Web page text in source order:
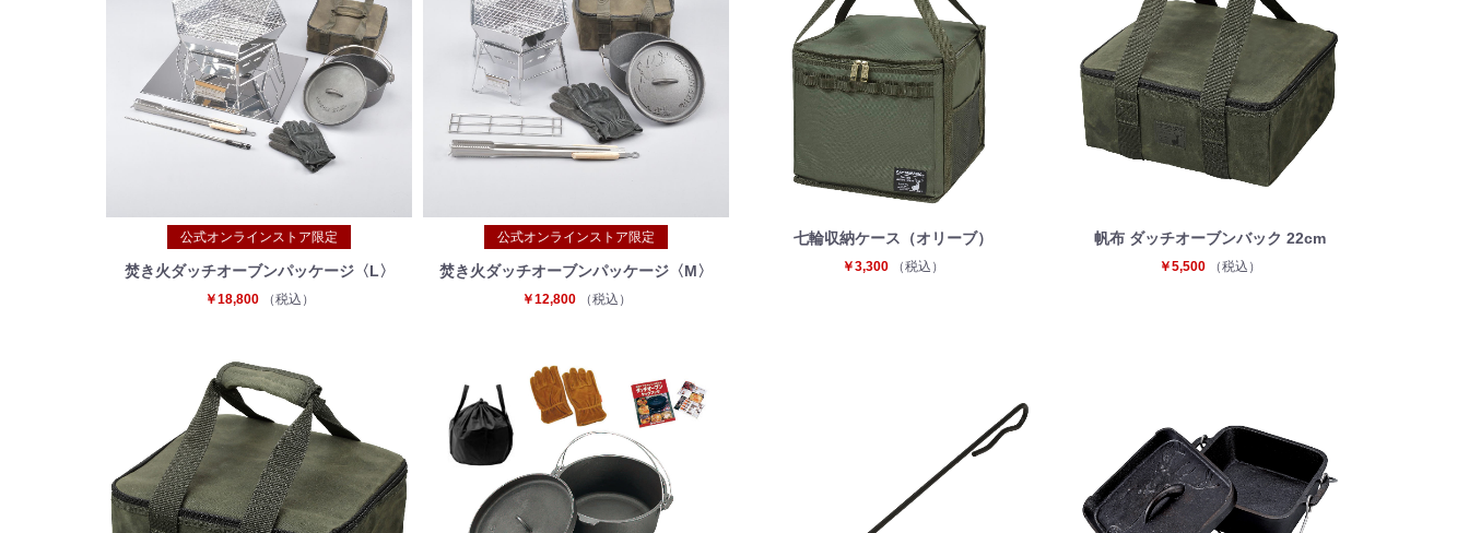
公式オンラインストア限定
焚き火ダッチオーブンパッケージ〈L〉
￥18,800 （税込）
公式オンラインストア限定
焚き火ダッチオーブンパッケージ〈M〉
￥12,800 （税込）
七輪収納ケース（オリーブ）
￥3,300 （税込）
帆布 ダッチオーブンバック 22cm
￥5,500 （税込）